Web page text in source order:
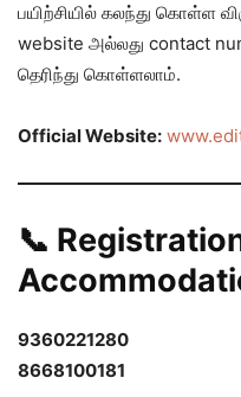
பயிற்சியில் கலந்து கொள்ள
website அல்லது contact
தெரிந்து கொள்ளலாம்.
Official Website:
📞
9360221280
8668100181